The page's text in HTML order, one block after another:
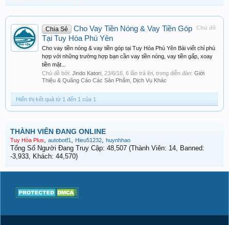
Chủ đề
Chia Sẻ
Cho Vay Tiền Nóng & Vay Tiền Góp
Tại Tuy Hòa Phú Yên
Cho vay tiền nóng & vay tiền góp tại Tuy Hòa Phú Yên Bài viết chỉ phù
hợp với những trường hợp bạn cần vay tiền nóng, vay tiền gấp, xoay
tiền mặt...
Chủ đề bởi: Jindo Katori 23/6/16 , 6 lần trả lời, trong diễn đàn: Giới
Thiệu & Quãng Cáo Các Sản Phẩm, Dịch Vụ Khác
Hiển thị kết quả từ 1 đến 1 của 1
THÀNH VIÊN ĐANG ONLINE
Tuy Hòa Plus, autobotf1 , Hieu51232, huynhhao
Tổng Số Người Đang Truy Cập: 48,507 (Thành Viên: 14, Banned:
-3,933, Khách: 44,570)